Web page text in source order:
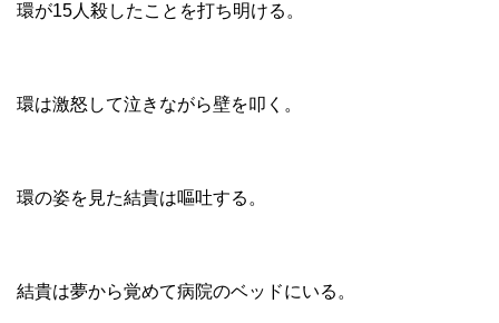
環が15人殺したことを打ち明ける。
環は激怒して泣きながら壁を叩く。
環の姿を見た結貴は嘔吐する。
結貴は夢から覚めて病院のベッドにいる。